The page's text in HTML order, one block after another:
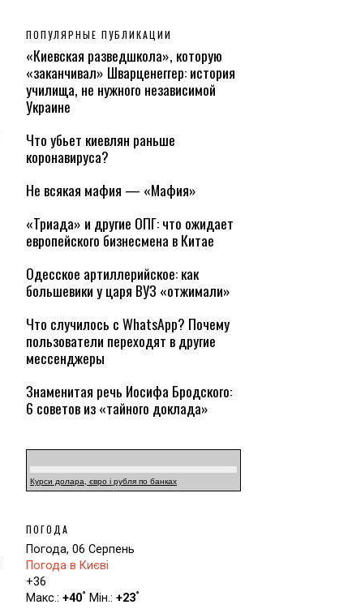
ПОПУЛЯРНЫЕ ПУБЛИКАЦИИ
«Киевская разведшкола», которую
«заканчивал» Шварценеггер: история
училища, не нужного независимой
Украине
Что убьет киевлян раньше
коронавируса?
Не всякая мафия — «Мафия»
«Триада» и другие ОПГ: что ожидает
европейского бизнесмена в Китае
Одесское артиллерийское: как
большевики у царя ВУЗ «отжимали»
Что случилось с WhatsApp? Почему
пользователи переходят в другие
мессенджеры
Знаменитая речь Иосифа Бродского:
6 советов из «тайного доклада»
Курси долара, євро і рубля по банках
ПОГОДА
Погода, 06 Серпень
Погода в Києві
+36
Макс.: +40° Мін.: +23°